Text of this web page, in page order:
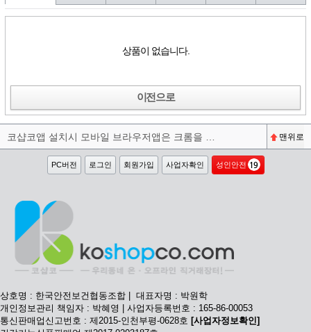
상품이 없습니다.
이전으로
맨위로
PC버전 로그인 회원가입 사업자확인 성인안전
상호명 : 한국안전보건협동조합 | 대표자명 : 박원학
개인정보관리 책임자 : 박혜영 | 사업자등록번호 : 165-86-00053
통신판매업신고번호 : 제2015-인천부평-0628호 [사업자정보확인]